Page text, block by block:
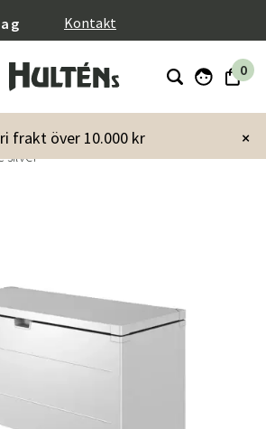
Kontakt
0
×
frakt över 10.000 kr
Skötsel & Förvaring
silver